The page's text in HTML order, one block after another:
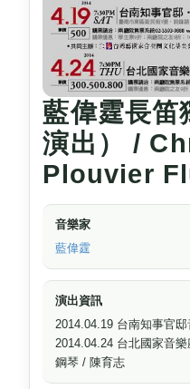
藍偉霆長笛
演出） /
Plouvier
音樂家
藍偉霆
演出資訊
2014.04.19 台南知事官
2014.04.24 台北國家音
鋼琴 / 陳育志